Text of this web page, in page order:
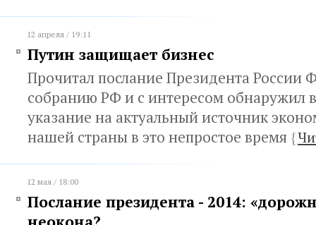
12 апреля / 19:11
Путин защищает бизнес
Прочитал послание Президента России
собранию РФ и с интересом обнаружил
указание на актуальный источник
нашей страны в это непростое время {
12 мая / 18:00
Послание президента - 2014: